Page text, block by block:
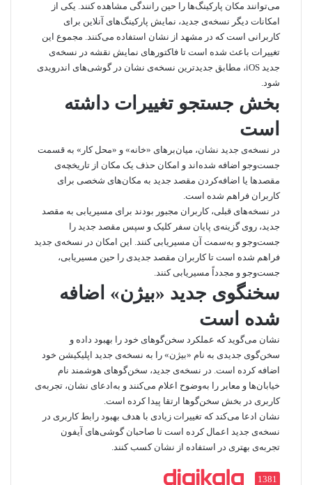
می‌توانند مکان پارکینگ‌ها را حین رانندگی مشاهده کنند. یکی از
امکانات دیگر نسخه‌ی جدید، نمایش پارکینگ‌های آنلاین برای
کاربرانی است که در مشهد از نشان استفاده می‌کنند. مجموع این
تغییرات باعث شده است تا فاکتورهای نمایش نقشه در نسخه‌ی
جدید iOS، مطابق جدیدترین نسخه‌ی نشان در گوشی‌های اندرویدی
شود.
بخش جستجو تغییرات داشته
است
در نسخه‌ی جدید نشان، میان‌برهای «خانه» و «محل کار» به قسمت
جست‌وجو اضافه شده‌اند و امکان حذف یک مکان از تاریخچه‌ی
مقصدها یا اضافه‌کردن مقصد جدید به مکان‌های شخصی برای
کاربران فراهم شده است.
در نسخه‌های قبلی،‌ کاربران مجبور بودند برای مسیریابی به مقصد
جدید،‌ روی گزینه‌ی پایان سفر کلیک و سپس مقصد جدید را
جست‌وجو و به‌سمت آن مسیریابی کنند. این امکان در نسخه‌ی جدید
فراهم شده است تا کاربران مقصد جدیدی را حین مسیریابی،
جست‌وجو و مجدداً مسیریابی کنند.
سخنگوی جدید «بیژن» اضافه
شده است
نشان می‌گوید که عملکرد سخن‌گوهای خود را بهبود داده و
سخن‌گوی جدیدی به‌ نام «بیژن» را به نسخه‌ی جدید اپلیکیشن خود
اضافه کرده است. در نسخه‌ی جدید، سخن‌گوهای هوشمند نام
خیابان‌ها و معابر را به‌وضوح اعلام می‌کنند و به‌ادعای نشان، تجربه‌ی
کاربری در بخش سخن‌گوها ارتقا پیدا کرده است.
نشان ادعا می‌کند که تغییرات زیادی با هدف بهبود رابط کاربری در
نسخه‌ی جدید اعمال کرده است تا صاحبان گوشی‌های آیفون
تجربه‌ی بهتری در استفاده از نشان کسب کنند.
1381